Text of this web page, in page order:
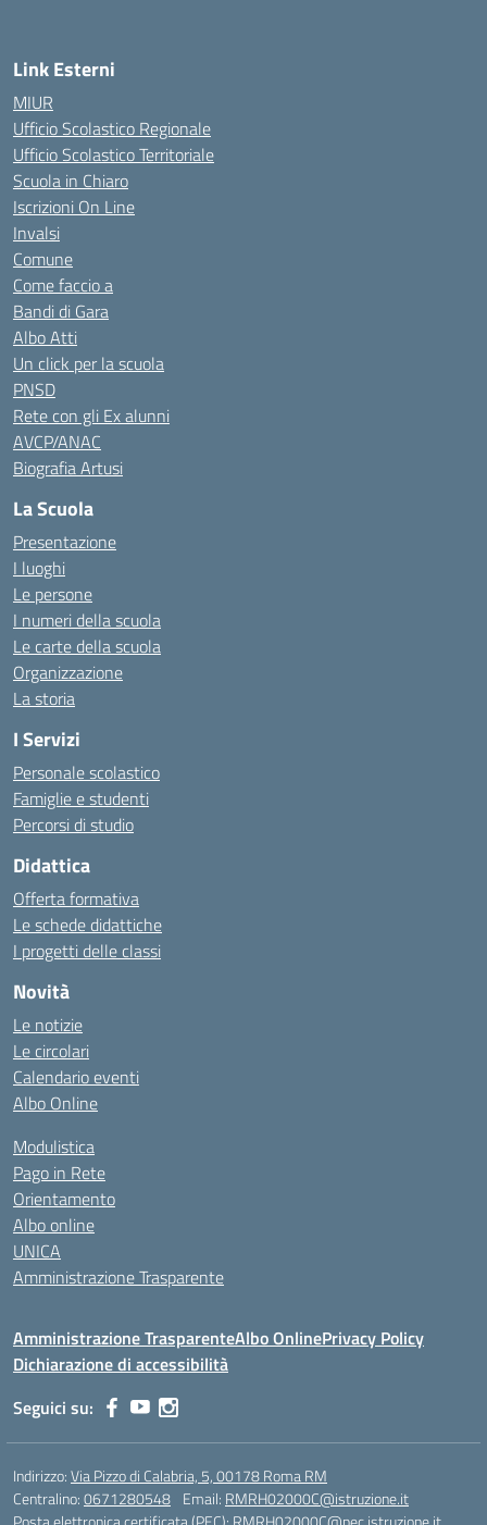
Link Esterni
MIUR
Ufficio Scolastico Regionale
Ufficio Scolastico Territoriale
Scuola in Chiaro
Iscrizioni On Line
Invalsi
Comune
Come faccio a
Bandi di Gara
Albo Atti
Un click per la scuola
PNSD
Rete con gli Ex alunni
AVCP/ANAC
Biografia Artusi
La Scuola
Presentazione
I luoghi
Le persone
I numeri della scuola
Le carte della scuola
Organizzazione
La storia
I Servizi
Personale scolastico
Famiglie e studenti
Percorsi di studio
Didattica
Offerta formativa
Le schede didattiche
I progetti delle classi
Novità
Le notizie
Le circolari
Calendario eventi
Albo Online
Modulistica
Pago in Rete
Orientamento
Albo online
UNICA
Amministrazione Trasparente
Amministrazione TrasparenteAlbo OnlinePrivacy Policy
Dichiarazione di accessibilità
Seguici su:
Indirizzo:Via Pizzo di Calabria, 5, 00178 Roma RM
Centralino:0671280548 Email: RMRH02000C@istruzione.it